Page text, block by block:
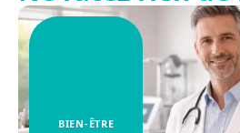
BIEN-ÊTRE